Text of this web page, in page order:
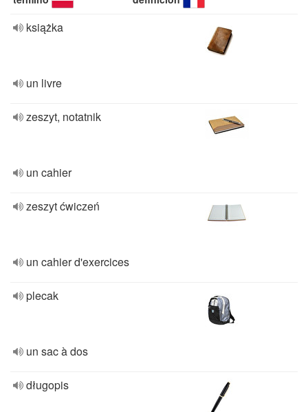
książka
un livre
zeszyt, notatnik
un cahier
zeszyt ćwiczeń
un cahier d'exercices
plecak
un sac à dos
długopis